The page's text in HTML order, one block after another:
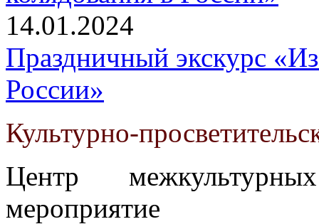
14.01.2024
Праздничный экскурс
России»
Культурно-
Центр
мероприятие